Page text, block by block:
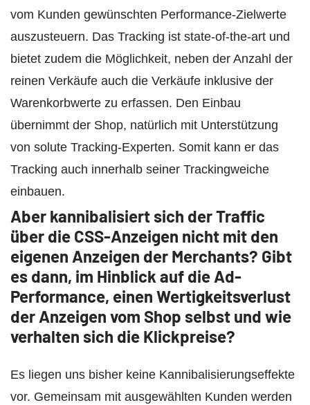
vom Kunden gewünschten Performance-Zielwerte
auszusteuern. Das Tracking ist state-of-the-art und
bietet zudem die Möglichkeit, neben der Anzahl der
reinen Verkäufe auch die Verkäufe inklusive der
Warenkorbwerte zu erfassen. Den Einbau
übernimmt der Shop, natürlich mit Unterstützung
von solute Tracking-Experten. Somit kann er das
Tracking auch innerhalb seiner Trackingweiche
einbauen.
Aber kannibalisiert sich der Traffic
über die CSS-Anzeigen nicht mit den
eigenen Anzeigen der Merchants? Gibt
es dann, im Hinblick auf die Ad-
Performance, einen Wertigkeitsverlust
der Anzeigen vom Shop selbst und wie
verhalten sich die Klickpreise?
Es liegen uns bisher keine Kannibalisierungseffekte
vor. Gemeinsam mit ausgewählten Kunden werden